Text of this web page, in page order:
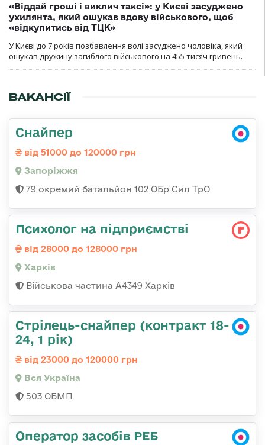
«Віддай гроші і виклич таксі»: у Києві засуджено
ухилянта, який ошукав вдову військового, щоб
«відкупитись від ТЦК»
У Києві до 7 років позбавлення волі засуджено чоловіка, який
ошукав дружину загиблого військового на 455 тисяч гривень.
ВАКАНСІЇ
Снайпер
від 51000 до 120000 грн
Запоріжжя
79 окремий батальйон 102 ОБр Сил ТрО
Психолог на підприємстві
від 28000 до 128000 грн
Харків
Військова частина А4349 Харків
Стрілець-снайпер (контракт 18-
24, 1 рік)
від 23000 до 120000 грн
Вся Україна
503 ОБМП
Оператор засобів РЕБ